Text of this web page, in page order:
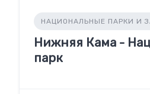
НАЦИОНАЛЬНЫЕ ПАРКИ И
Нижняя Кама -
парк